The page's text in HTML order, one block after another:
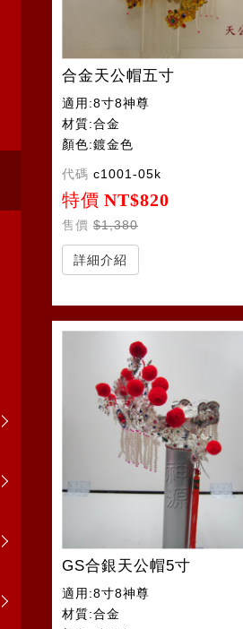
合金天公帽五寸
適用:8寸8神尊
材質:合金
顏色:鍍金色
代碼 c1001-05k
特價 NT$820
售價 $1,380
詳細介紹
GS合銀天公帽5寸
適用:8寸8神尊
材質:合金